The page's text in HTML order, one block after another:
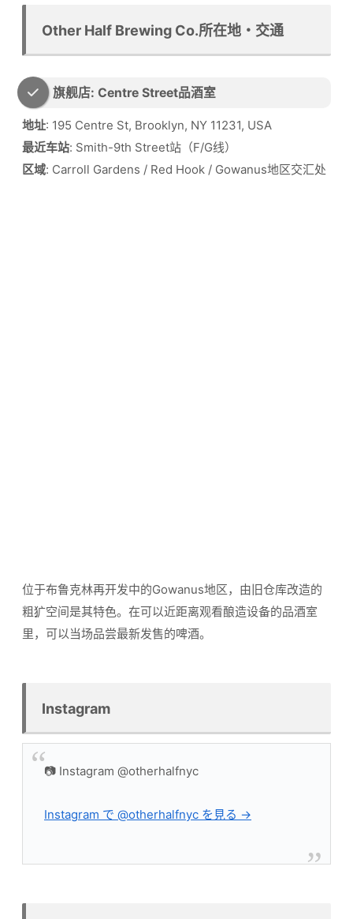
Other Half Brewing Co.所在地・交通
旗舰店: Centre Street品酒室
地址: 195 Centre St, Brooklyn, NY 11231, USA
最近车站: Smith-9th Street站（F/G线）
区域: Carroll Gardens / Red Hook / Gowanus地区交汇处
位于布鲁克林再开发中的Gowanus地区，由旧仓库改造的
粗犷空间是其特色。在可以近距离观看酿造设备的品酒室
里，可以当场品尝最新发售的啤酒。
Instagram
📷 Instagram @otherhalfnyc
Instagram で @otherhalfnyc を見る →